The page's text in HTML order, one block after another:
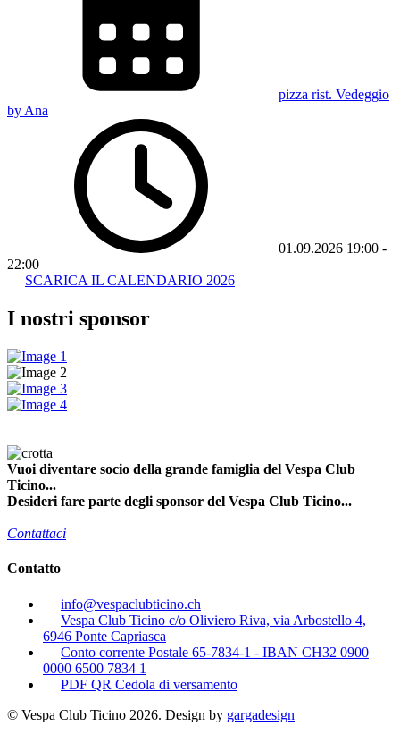
pizza rist. Vedeggio
by Ana
01.09.2026 19:00 -
22:00
SCARICA IL CALENDARIO 2026
I nostri sponsor
Vuoi diventare socio della grande famiglia del Vespa Club
Ticino...
Desideri fare parte degli sponsor del Vespa Club Ticino...
Contattaci
Contatto
info@vespaclubticino.ch
Vespa Club Ticino c/o Oliviero Riva, via Arbostello 4,
6946 Ponte Capriasca
Conto corrente Postale 65-7834-1 - IBAN CH32 0900
0000 6500 7834 1
PDF QR Cedola di versamento
© Vespa Club Ticino 2026. Design by gargadesign